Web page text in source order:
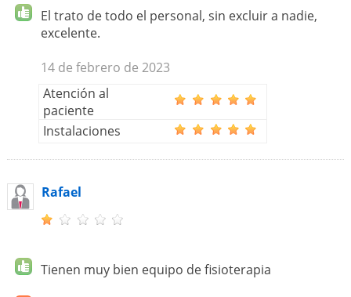
El trato de todo el personal, sin excluir a nadie,
excelente.
14 de febrero de 2023
Atención al
paciente
Instalaciones
Rafael
Tienen muy bien equipo de fisioterapia